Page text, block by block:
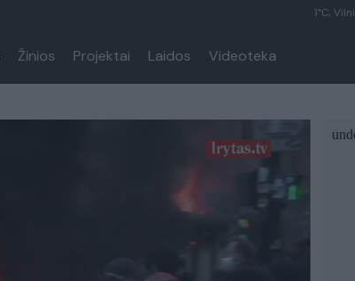
1°C,
Žinios Projektai Laidos Videoteka